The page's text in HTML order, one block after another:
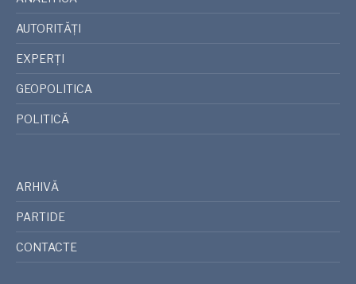
AUTORITĂȚI
EXPERȚI
GEOPOLITICA
POLITICĂ
ARHIVĂ
PARTIDE
CONTACTE